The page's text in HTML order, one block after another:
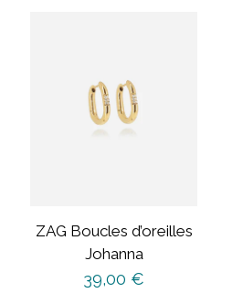
ZAG Boucles d’oreilles
Johanna
39,00 €